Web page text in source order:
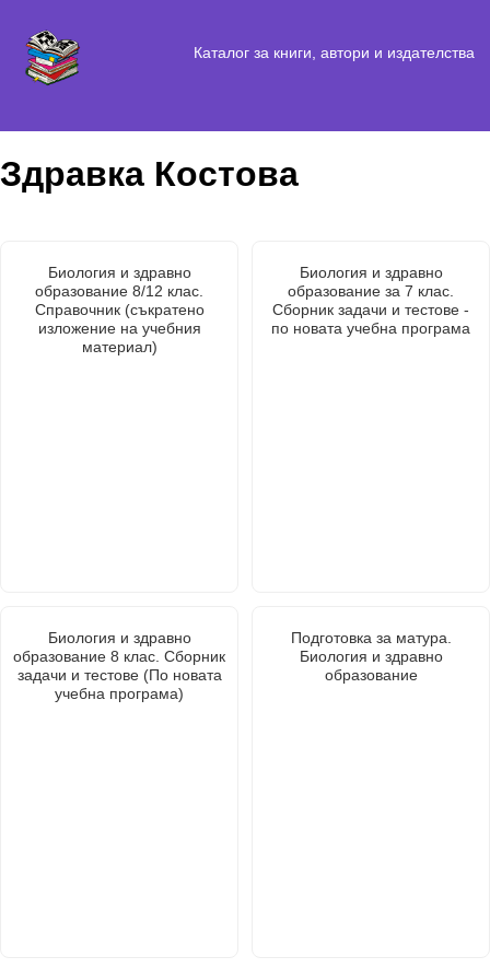
Каталог за книги, автори и издателства
Здравка Костова
Биология и здравно
образование 8/12 клас.
Справочник (съкратено
изложение на учебния
материал)
Биология и здравно
образование за 7 клас.
Сборник задачи и тестове -
по новата учебна програма
Биология и здравно
образование 8 клас. Сборник
задачи и тестове (По новата
учебна програма)
Подготовка за матура.
Биология и здравно
образование